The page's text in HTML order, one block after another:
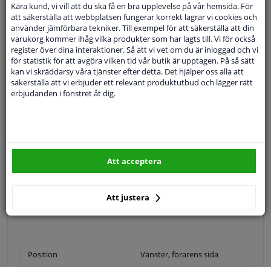
Kundservice:Inte Tillgänglig Via Telefon
Ställ din fråga hos våra produktspecialister.
Frågor Och Svar
SÖK
Position Vänster, förarens sida
Kära kund, vi vill att du ska få en bra upplevelse på vår hemsida. För
att säkerställa att webbplatsen fungerar korrekt lagrar vi cookies och
använder jämförbara tekniker. Till exempel för att säkerställa att din
varukorg kommer ihåg vilka produkter som har lagts till. Vi för också
register över dina interaktioner. Så att vi vet om du är inloggad och vi
för statistik för att avgöra vilken tid vår butik är upptagen. På så sätt
kan vi skräddarsy våra tjänster efter detta. Det hjälper oss alla att
säkerställa att vi erbjuder ett relevant produktutbud och lägger rätt
erbjudanden i fönstret åt dig.
Att justera
Att acceptera